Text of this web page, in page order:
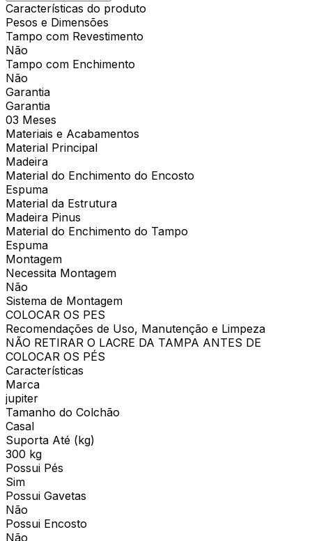
Características do produto
Pesos e Dimensões
Tampo com Revestimento
Não
Tampo com Enchimento
Não
Garantia
Garantia
03 Meses
Materiais e Acabamentos
Material Principal
Madeira
Material do Enchimento do Encosto
Espuma
Material da Estrutura
Madeira Pinus
Material do Enchimento do Tampo
Espuma
Montagem
Necessita Montagem
Não
Sistema de Montagem
COLOCAR OS PES
Recomendações de Uso, Manutenção e Limpeza
NÃO RETIRAR O LACRE DA TAMPA ANTES DE
COLOCAR OS PÉS
Características
Marca
jupiter
Tamanho do Colchão
Casal
Suporta Até (kg)
300 kg
Possui Pés
Sim
Possui Gavetas
Não
Possui Encosto
Não